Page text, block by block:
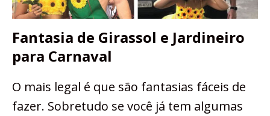
Fantasia de Girassol e Jardineiro
para Carnaval
O mais legal é que são fantasias fáceis de
fazer. Sobretudo se você já tem algumas